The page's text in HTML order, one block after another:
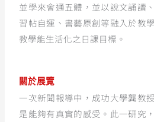
並學來會通五體，並以說文誦讀
習帖自運、書藝原創等融入於教
教學能生活化之日課目標。
關於展覽
一次新聞報導中，成功大學龔教
是能夠有真實的感受。此一研究